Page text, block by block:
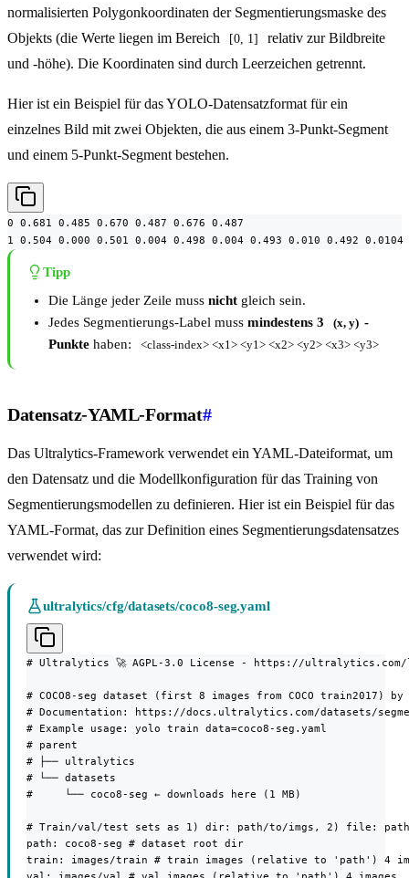
normalisierten Polygonkoordinaten der Segmentierungsmaske des
Objekts (die Werte liegen im Bereich
[0, 1]
relativ zur Bildbreite
und -höhe). Die Koordinaten sind durch Leerzeichen getrennt.
Hier ist ein Beispiel für das YOLO-Datensatzformat für ein
einzelnes Bild mit zwei Objekten, die aus einem 3-Punkt-Segment
und einem 5-Punkt-Segment bestehen.
0 0.681 0.485 0.670 0.487 0.676 0.487
1 0.504 0.000 0.501 0.004 0.498 0.004 0.493 0.010 0.492 0.0104
Tipp
Die Länge jeder Zeile muss nicht gleich sein.
Jedes Segmentierungs-Label muss mindestens 3 (x, y) -
Punkte haben: <class-index> <x1> <y1> <x2> <y2> <x3> <y3>
Datensatz-YAML-Format#
Das Ultralytics-Framework verwendet ein YAML-Dateiformat, um
den Datensatz und die Modellkonfiguration für das Training von
Segmentierungsmodellen zu definieren. Hier ist ein Beispiel für das
YAML-Format, das zur Definition eines Segmentierungsdatensatzes
verwendet wird:
ultralytics/cfg/datasets/coco8-seg.yaml
# Ultralytics 🚀 AGPL-3.0 License - https://ultralytics.com/
# COCO8-seg dataset (first 8 images from COCO train2017)
# Documentation: https://docs.ultralytics.com/datasets/
# Example usage: yolo train data=coco8-seg.yaml
# parent
# ├── ultralytics
# └── datasets
#     └── coco8-seg ← downloads here (1 MB)
# Train/val/test sets as 1) dir: path/to/imgs, 2) file:
path: coco8-seg # dataset root dir
train: images/train # train images (relative to 'path') 4